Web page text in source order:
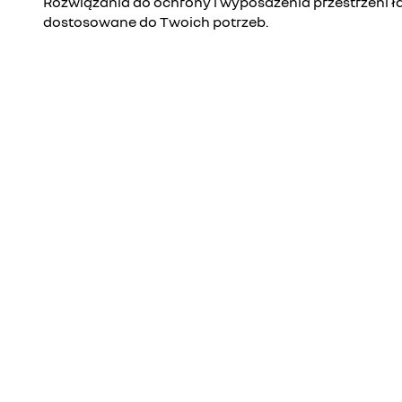
dostosowane do Twoich potrzeb.